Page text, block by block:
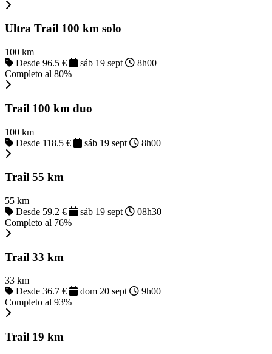
Ultra Trail 100 km solo
100 km
Desde 96.5 €
sáb 19 sept
8h00
Completo al 80%
Trail 100 km duo
100 km
Desde 118.5 €
sáb 19 sept 8h00
Trail 55 km
55 km
Desde 59.2 €
sáb 19 sept
08h30
Completo al 76%
Trail 33 km
33 km
Desde 36.7 €
dom 20 sept
9h00
Completo al 93%
Trail 19 km